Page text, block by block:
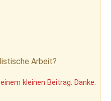
Arbeit?
kleinen Beitrag. Danke.